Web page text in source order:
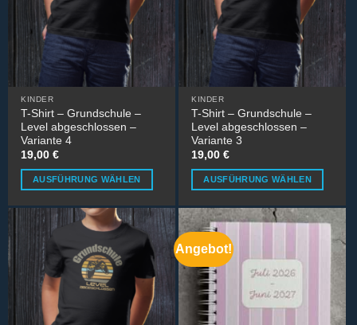
können
Produktseite
gewählt
KINDER
T-Shirt – Grundschule –
Level abgeschlossen –
Variante 4
19,00€
AUSFÜHRUNG WÄHLEN
Produkt
weist
mehrere
Varianten
Die
Optionen
KINDER
T-Shirt – Grundschule –
Level abgeschlossen –
Variante 3
19,00€
AUSFÜHRUNG WÄHLEN
Produkt
weist
mehrere
Varianten
auf.
Die
Optionen
Angebot!